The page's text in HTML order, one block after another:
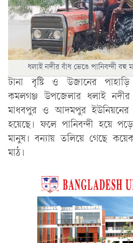
ধলাই নদীর বাঁধ ভেঙে পানিবন্দী বহু
টানা বৃষ্টি ও উজানের
কমলগঞ্জ উপজেলার ধলাই
মাধবপুর ও আদমপুর ইউনিয়নের
হয়েছে। ফলে পানিবন্দী হয়ে
মানুষ। বন্যায় তলিয়ে গেছে
মাঠ।